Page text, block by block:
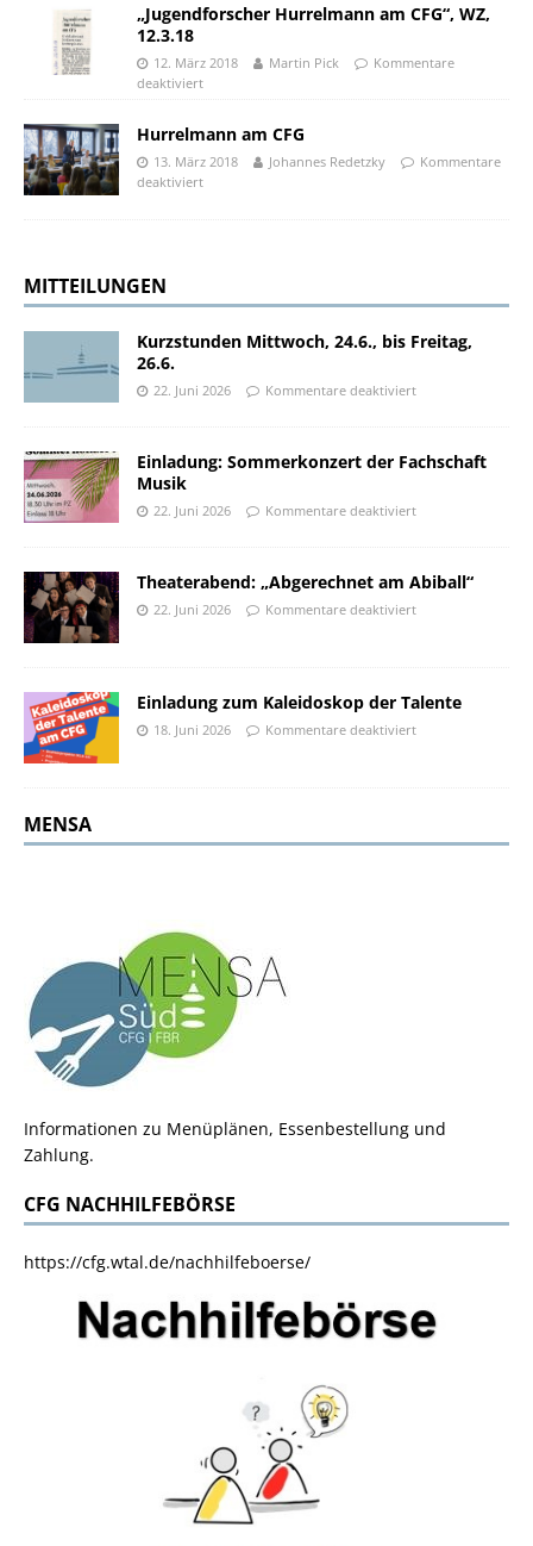
„Jugendforscher Hurrelmann am CFG“, WZ,
12.3.18
12. März 2018 Martin Pick
Kommentare
deaktiviert
Hurrelmann am CFG
13. März 2018 Johannes Redetzky
Kommentare
deaktiviert
MITTEILUNGEN
Kurzstunden Mittwoch, 24.6., bis Freitag,
26.6.
22. Juni 2026 Kommentare deaktiviert
Einladung: Sommerkonzert der Fachschaft
Musik
22. Juni 2026 Kommentare deaktiviert
Theaterabend: „Abgerechnet am Abiball“
22. Juni 2026 Kommentare deaktiviert
Einladung zum Kaleidoskop der Talente
18. Juni 2026 Kommentare deaktiviert
MENSA
Informationen zu Menüplänen, Essenbestellung und
Zahlung.
CFG NACHHILFEBÖRSE
https://cfg.wtal.de/nachhilfeboerse/